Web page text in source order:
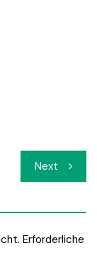
Next
Erforderliche